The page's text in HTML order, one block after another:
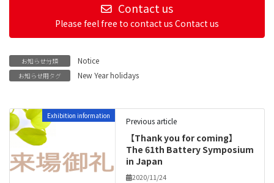
Contact us
Please feel free to contact us Contact us
お知らせ分類 Notice
お知らせ用タグ New Year holidays
Exhibition information
Previous article
【Thank you for coming】
The 61th Battery Symposium
in Japan
2020/11/24